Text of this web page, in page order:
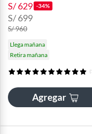
S/ 629 -34%
S/ 699
S/ 960
Llega mañana
Retira mañana
Agregar